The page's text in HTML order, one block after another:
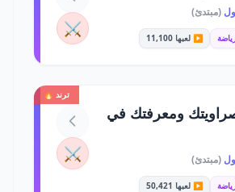
(مبتدئ)
▶️ لعبها 11,100 ⚔️
ترند 🔥
ومعرفتك في
(مبتدئ)
▶️ لعبها 50,421
⚔️